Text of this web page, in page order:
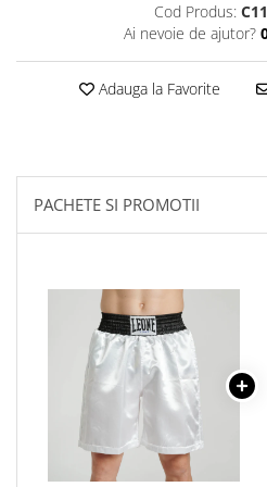
Palmare/Palete Box/Arte Martiale
Perne Antrenament Arte Martiale
Perne Antebrat/Pao
Imbracaminte sport
Sorturi Kickboxing / MMA
Bluze / Hanorace/Geci
Sepci / Caciuli
Echipament compresie
Genti Echipament
Proteze/Protectii dentare
Lupte/Wrestling
Incaltaminte
Cod Produs:
Ai nevoie de ajutor?
Adauga la Favorite
PACHETE SI PROMOTII